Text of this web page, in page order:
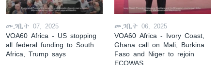
መጋቢት 07, 2025
VOA60 Africa - US stopping
all federal funding to South
Africa, Trump says
መጋቢት 06, 2025
VOA60 Africa - Ivory Coast,
Ghana call on Mali, Burkina
Faso and Niger to rejoin
ECOWAS